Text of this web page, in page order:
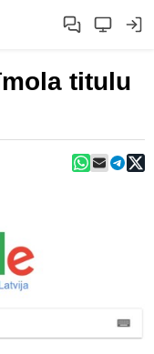
titulu